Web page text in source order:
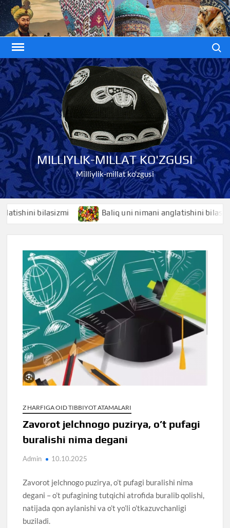
Skip
to
content
MILLIYLIK-MILLAT KO'ZGUSI
Milliylik-millat ko'zgusi
bilasizmi Baliq uni nimani anglatishini bilasizmi
Z HARFIGA OID TIBBIYOT ATAMALARI
Zavorot jelchnogo puzirya, o’t pufagi
buralishi nima degani
Admin 10.10.2025
Zavorot jelchnogo puzirya, o’t pufagi buralishi nima
degani – o’t pufagining tutqichi atrofida buralib qolishi,
natijada qon aylanishi va o’t yo’li o’tkazuvchanligi
buziladi.